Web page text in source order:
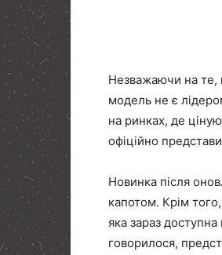
Незважаючи на те,
модель не є
на ринках, де
офіційно
Новинка після
капотом. Крім
яка зараз
говорилося,